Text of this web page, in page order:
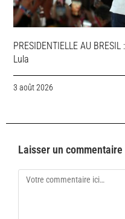
PRESIDENTIELLE AU
Lula
3 août 2026
Laisser un commentaire